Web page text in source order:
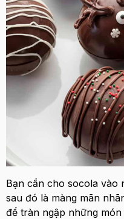
Bạn cần cho socola vào
sau đó là màng mãn
để tràn ngập những